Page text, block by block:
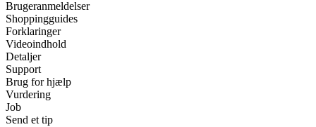
Brugeranmeldelser
Shoppingguides
Forklaringer
Videoindhold
Detaljer
Support
Brug for hjælp
Vurdering
Job
Send et tip